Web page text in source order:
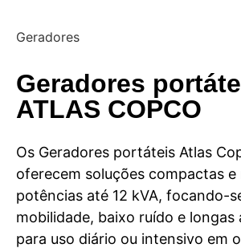
Geradores
Geradores
ATLAS COPCO
Os Geradores portáteis Atlas
oferecem soluções compactas
potências até 12 kVA, focando-
mobilidade, baixo ruído e longas
para uso diário ou intensivo em